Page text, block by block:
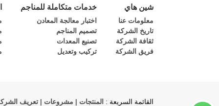
شين هاي
معلومات عنا
تاريخ الشركة
ثقافة الشركة
فريق الشركة
خدمات متكاملة للمناجم
اختبار معالجة المعادن
تصميم المناجم
تصنيع المعدات
تركيب وتعديل
القائمة السريعة : المنتجات | مشروعات |تعريف